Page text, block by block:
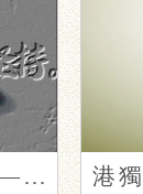
港獨臺獨隔海唱和，相互為用 —— 以「在臺港生關注組」與臺獨串連、壯大為例 港